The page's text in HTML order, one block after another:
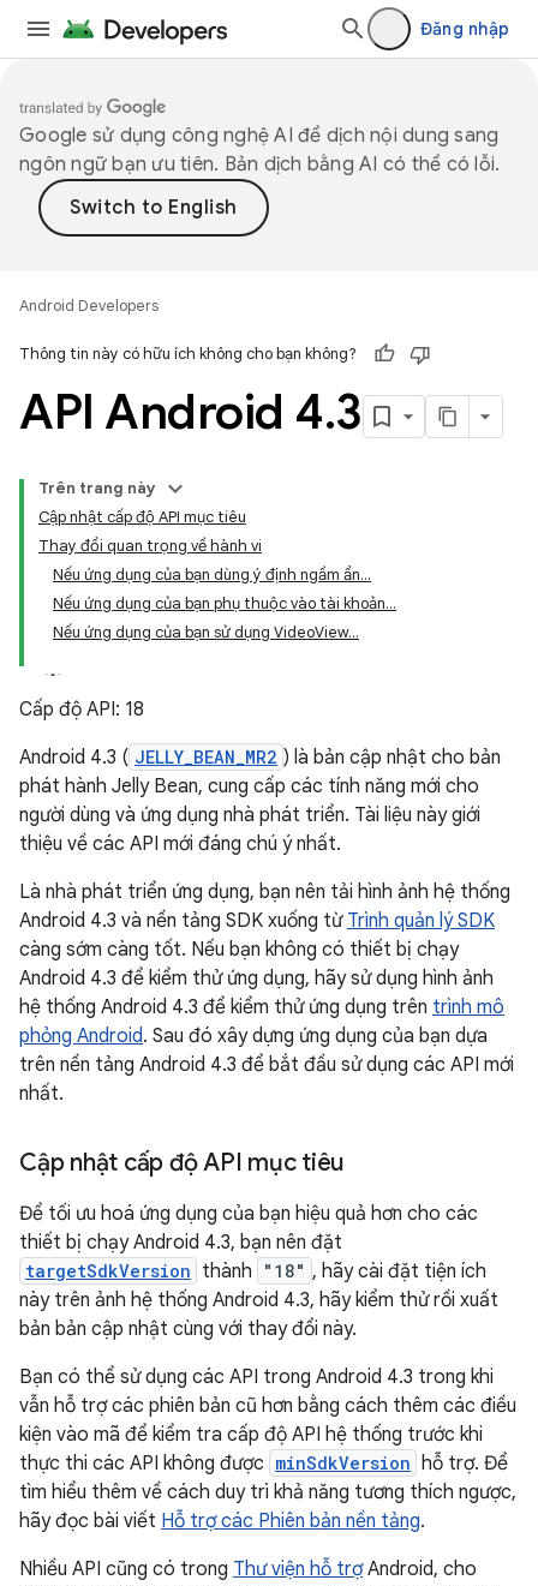
Đăng nhập
Google sử dụng công nghệ AI để dịch nội dung sang
ngôn ngữ bạn ưu tiên. Bản dịch bằng AI có thể có lỗi.
Android Developers
Thông tin này có hữu ích không cho bạn không?
API Android 4.3
Trên trang này
Cập nhật cấp độ API mục tiêu
Thay đổi quan trọng về hành vi
Nếu ứng dụng của bạn dùng ý định ngầm ẩn...
Nếu ứng dụng của bạn phụ thuộc vào tài khoản...
Nếu ứng dụng của bạn sử dụng VideoView...
Cấp độ API: 18
Android 4.3 ( JELLY_BEAN_MR2 ) là bản cập nhật cho bản
phát hành Jelly Bean, cung cấp các tính năng mới cho
người dùng và ứng dụng nhà phát triển. Tài liệu này giới
thiệu về các API mới đáng chú ý nhất.
Là nhà phát triển ứng dụng, bạn nên tải hình ảnh hệ thống
Android 4.3 và nền tảng SDK xuống từ Trình quản lý SDK
càng sớm càng tốt. Nếu bạn không có thiết bị chạy
Android 4.3 để kiểm thử ứng dụng, hãy sử dụng hình ảnh
hệ thống Android 4.3 để kiểm thử ứng dụng trên trình mô
phỏng Android. Sau đó xây dựng ứng dụng của bạn dựa
trên nền tảng Android 4.3 để bắt đầu sử dụng các API mới
nhất.
Cập nhật cấp độ API mục tiêu
Để tối ưu hoá ứng dụng của bạn hiệu quả hơn cho các
thiết bị chạy Android 4.3, bạn nên đặt
targetSdkVersion thành "18" , hãy cài đặt tiện ích
này trên ảnh hệ thống Android 4.3, hãy kiểm thử rồi xuất
bản bản cập nhật cùng với thay đổi này.
Bạn có thể sử dụng các API trong Android 4.3 trong khi
vẫn hỗ trợ các phiên bản cũ hơn bằng cách thêm các điều
kiện vào mã để kiểm tra cấp độ API hệ thống trước khi
thực thi các API không được minSdkVersion hỗ trợ. Để
tìm hiểu thêm về cách duy trì khả năng tương thích ngược,
hãy đọc bài viết Hỗ trợ các Phiên bản nền tảng.
Nhiều API cũng có trong Thư viện hỗ trợAndroid, cho